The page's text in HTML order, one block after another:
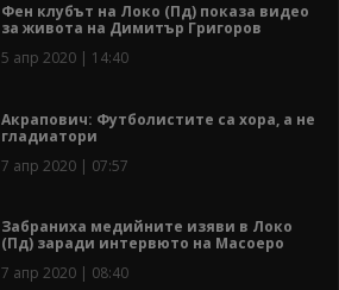
Фен клубът на Локо (Пд) показа видео
за живота на Димитър Григоров
5 апр 2020 | 14:40
Акрапович: Футболистите са хора, а не
гладиатори
7 апр 2020 | 07:57
Забраниха медийните изяви в Локо
(Пд) заради интервюто на Масоеро
7 апр 2020 | 08:40